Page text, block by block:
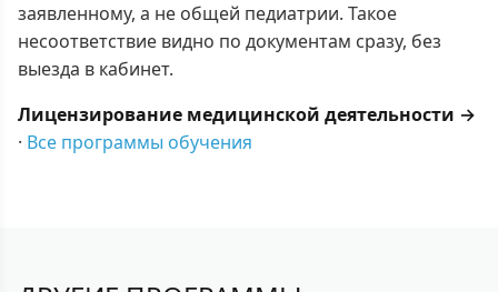
заявленному, а не общей педиатрии. Такое
несоответствие видно по документам сразу, без
выезда в кабинет.
Лицензирование медицинской деятельности →
· Все программы обучения